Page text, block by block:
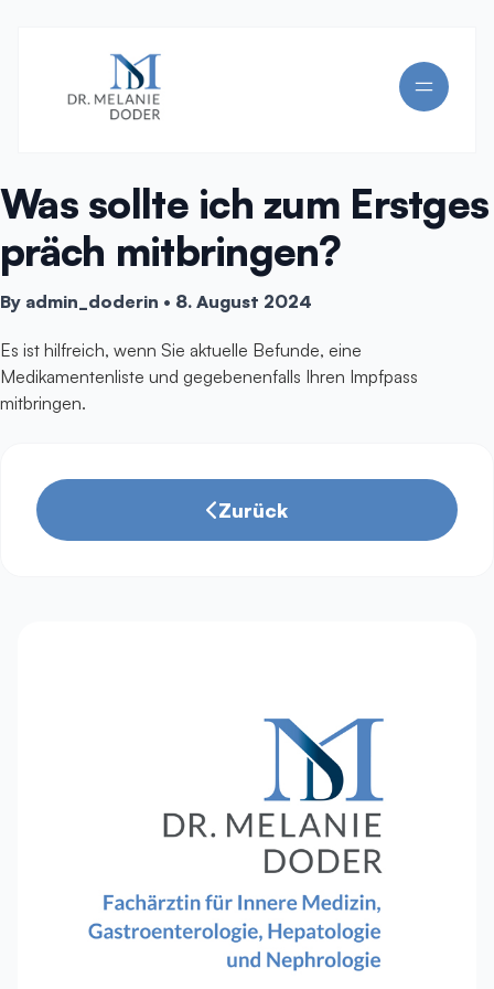
Was sollte ich zum Erstges
präch mitbringen?
By admin_doderin • 8. August 2024
Es ist hilfreich, wenn Sie aktuelle Befunde, eine
Medikamentenliste und gegebenenfalls Ihren Impfpass
mitbringen.
Zurück